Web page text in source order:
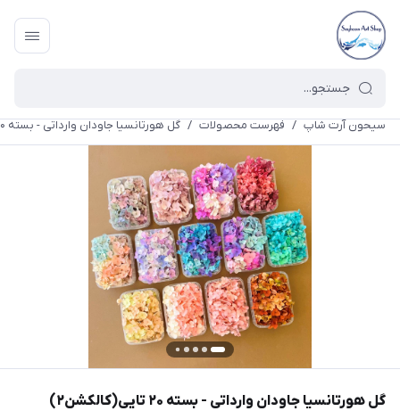
سیحون آرت شاپ / فهرست محصولات / گل هورتانسیا جاودان وارداتی - بسته ۲۰ تایی(کالکشن۲)
گل هورتانسیا جاودان وارداتی - بسته ۲۰ تایی(کالکشن۲)